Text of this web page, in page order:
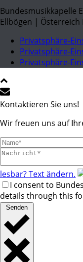
Bundesmusikkapelle
Ellbögen | Österreich
Privatsphäre-
Privatsphäre-
Privatsphäre-
Kontaktieren Sie uns!
Wir freuen uns auf
lesbar? Text ändern.
I consent to
details through this
Senden